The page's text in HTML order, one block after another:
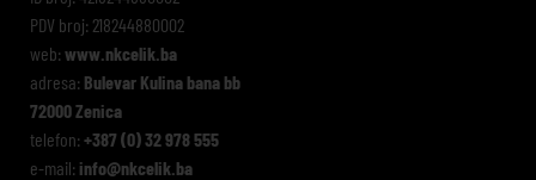
PDV broj: 218244880002
web: www.nkcelik.ba
adresa: Bulevar Kulina bana bb
72000 Zenica
telefon: +387 (0) 32 978 555
e-mail: info@nkcelik.ba